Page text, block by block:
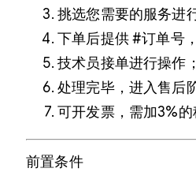
挑选您需要的服务进
下单后提供 #订单号
技术员接单进行操作；
处理完毕，进入售后
可开发票，需加3%的
前置条件